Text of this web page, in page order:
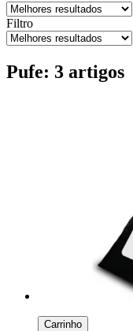
Filtro
Pufe: 3 artigos
Carrinho